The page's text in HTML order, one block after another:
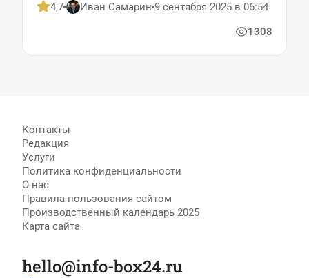
4,7 Иван Самарин 9 сентября 2025 в 06:54
1308
Контакты
Редакция
Услуги
Политика конфиденциальности
О нас
Правила пользования сайтом
Производственный календарь 2025
Карта сайта
hello@info-box24.ru